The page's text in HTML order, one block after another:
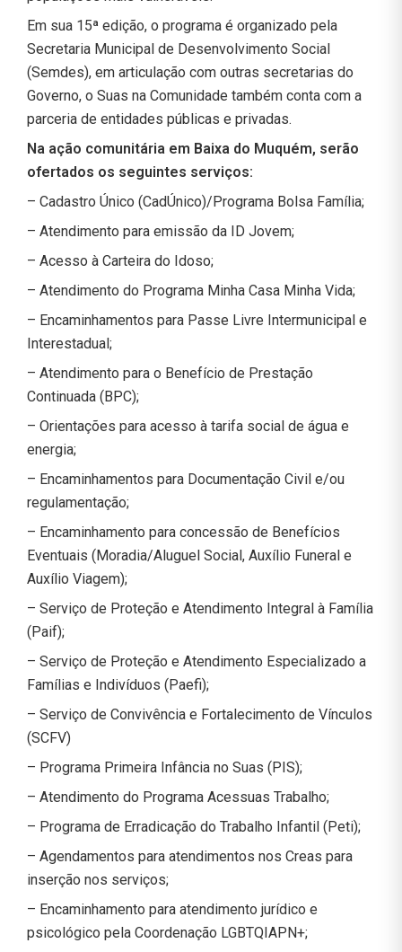
Em sua 15ª edição, o programa é organizado pela
Secretaria Municipal de Desenvolvimento Social
(Semdes), em articulação com outras secretarias do
Governo, o Suas na Comunidade também conta com a
parceria de entidades públicas e privadas.
Na ação comunitária em Baixa do Muquém, serão
ofertados os seguintes serviços:
– Cadastro Único (CadÚnico)/Programa Bolsa Família;
– Atendimento para emissão da ID Jovem;
– Acesso à Carteira do Idoso;
– Atendimento do Programa Minha Casa Minha Vida;
– Encaminhamentos para Passe Livre Intermunicipal e
Interestadual;
– Atendimento para o Benefício de Prestação
Continuada (BPC);
– Orientações para acesso à tarifa social de água e
energia;
– Encaminhamentos para Documentação Civil e/ou
regulamentação;
– Encaminhamento para concessão de Benefícios
Eventuais (Moradia/Aluguel Social, Auxílio Funeral e
Auxílio Viagem);
– Serviço de Proteção e Atendimento Integral à Família
(Paif);
– Serviço de Proteção e Atendimento Especializado a
Famílias e Indivíduos (Paefi);
– Serviço de Convivência e Fortalecimento de Vínculos
(SCFV)
– Programa Primeira Infância no Suas (PIS);
– Atendimento do Programa Acessuas Trabalho;
– Programa de Erradicação do Trabalho Infantil (Peti);
– Agendamentos para atendimentos nos Creas para
inserção nos serviços;
– Encaminhamento para atendimento jurídico e
psicológico pela Coordenação LGBTQIAPN+;